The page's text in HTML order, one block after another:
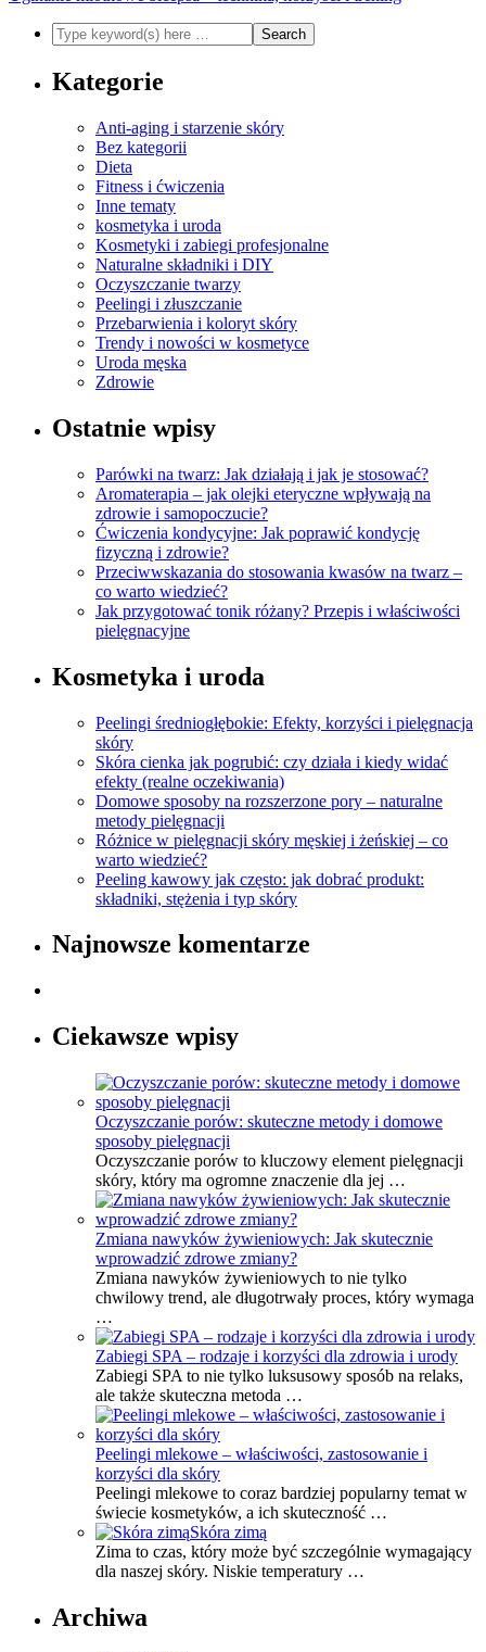
Kategorie
Anti-aging i starzenie skóry
Bez kategorii
Dieta
Fitness i ćwiczenia
Inne tematy
kosmetyka i uroda
Kosmetyki i zabiegi profesjonalne
Naturalne składniki i DIY
Oczyszczanie twarzy
Peelingi i złuszczanie
Przebarwienia i koloryt skóry
Trendy i nowości w kosmetyce
Uroda męska
Zdrowie
Ostatnie wpisy
Parówki na twarz: Jak działają i jak je stosować?
Aromaterapia – jak olejki eteryczne wpływają na
zdrowie i samopoczucie?
Ćwiczenia kondycyjne: Jak poprawić kondycję
fizyczną i zdrowie?
Przeciwwskazania do stosowania kwasów na twarz –
co warto wiedzieć?
Jak przygotować tonik różany? Przepis i właściwości
pielęgnacyjne
Kosmetyka i uroda
Peelingi średniogłębokie: Efekty, korzyści i pielęgnacja
skóry
Skóra cienka jak pogrubić: czy działa i kiedy widać
efekty (realne oczekiwania)
Domowe sposoby na rozszerzone pory – naturalne
metody pielęgnacji
Różnice w pielęgnacji skóry męskiej i żeńskiej – co
warto wiedzieć?
Peeling kawowy jak często: jak dobrać produkt:
składniki, stężenia i typ skóry
Najnowsze komentarze
Ciekawsze wpisy
Oczyszczanie porów: skuteczne metody i domowe
sposoby pielęgnacji
Oczyszczanie porów to kluczowy element pielęgnacji
skóry, który ma ogromne znaczenie dla jej …
Zmiana nawyków żywieniowych: Jak skutecznie
wprowadzić zdrowe zmiany?
Zmiana nawyków żywieniowych to nie tylko
chwilowy trend, ale długotrwały proces, który wymaga
…
Zabiegi SPA – rodzaje i korzyści dla zdrowia i urody
Zabiegi SPA to nie tylko luksusowy sposób na relaks,
ale także skuteczna metoda …
Peelingi mlekowe – właściwości, zastosowanie i
korzyści dla skóry
Peelingi mlekowe to coraz bardziej popularny temat w
świecie kosmetyków, a ich skuteczność …
Skóra zimą
Zima to czas, który może być szczególnie wymagający
dla naszej skóry. Niskie temperatury …
Archiwa